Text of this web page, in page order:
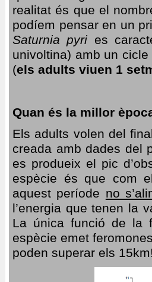
realitat és que el
podíem pensar en un
Saturnia pyri es
univoltina) amb un
(els adults viuen 1
Quan és la millor
Els adults volen del
creada amb dades del
es produeix el pic
espècie és que com
aquest període no
l’energia que tenen la
La única funció de la
espècie emet
poden superar els